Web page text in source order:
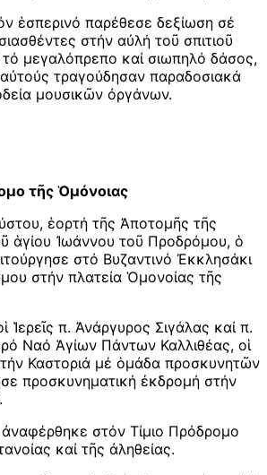
ἑσπερινό παρέθεσε δεξίωση σέ
στήν αὐλή τοῦ σπιτιοῦ
μεγαλόπρεπο καί σιωπηλό δάσος,
τραγούδησαν παραδοσιακά
μουσικῶν ὀργάνων.
τῆς Ὁμόνοιας
ἑορτή τῆς Ἀποτομῆς τῆς
ἁγίου Ἰωάννου τοῦ Προδρόμου, ὁ
στό Βυζαντινό Ἐκκλησάκι
στήν πλατεία Ὁμονοίας τῆς
Ἱερεῖς π. Ἀνάργυρος Σιγάλας καί π.
Ναό Ἁγίων Πάντων Καλλιθέας, οἱ
Καστοριά μέ ὁμάδα προσκυνητῶν
προσκυνηματική ἐκδρομή στήν
στόν Τίμιο Πρόδρομο
καί τῆς ἀληθείας.